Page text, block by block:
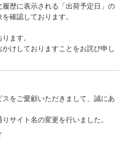
歴に表示される「出荷予定日」の
確認しております。
ます。
けしておりますことをお詫び申し
をご愛顧いただきまして、誠にあ
サイト名の変更を行いました。